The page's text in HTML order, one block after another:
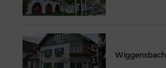
Wiggensbach